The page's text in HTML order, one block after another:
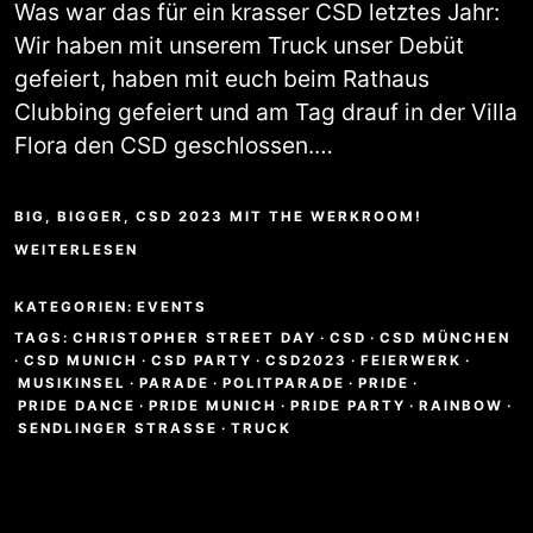
Was war das für ein krasser CSD letztes Jahr:
Wir haben mit unserem Truck unser Debüt
gefeiert, haben mit euch beim Rathaus
Clubbing gefeiert und am Tag drauf in der Villa
Flora den CSD geschlossen.…
BIG, BIGGER, CSD 2023 MIT THE WERKROOM!
WEITERLESEN
KATEGORIEN: EVENTS
TAGS: CHRISTOPHER STREET DAY · CSD · CSD MÜNCHEN
· CSD MUNICH · CSD PARTY · CSD2023 · FEIERWERK ·
MUSIKINSEL · PARADE · POLITPARADE · PRIDE ·
PRIDE DANCE · PRIDE MUNICH · PRIDE PARTY · RAINBOW ·
SENDLINGER STRASSE
· TRUCK